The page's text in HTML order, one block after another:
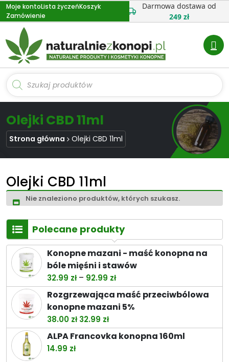
Przejdź
do
treści
Moje kontoLista życzeńKoszyk
Zamówienie
Darmowa dostawa od
249 zł
Wyszukiwarka
produktów
Olejki CBD 11ml
Strona główna Olejki CBD 11ml
Olejki CBD 11ml
Nie znaleziono produktów, których szukasz.
Polecane produkty
Konopne mazani - maść konopna na
bóle mięśni i stawów
32.99 zł – 92.99 złZakres
cen:
od
do
92.99 zł
Rozgrzewająca maść przeciwbólowa
konopne mazani 5%
38.00 zł Pierwotna
cena
32.99 złAktualna
cena
ALPA Francovka konopna 160ml
14.99 zł